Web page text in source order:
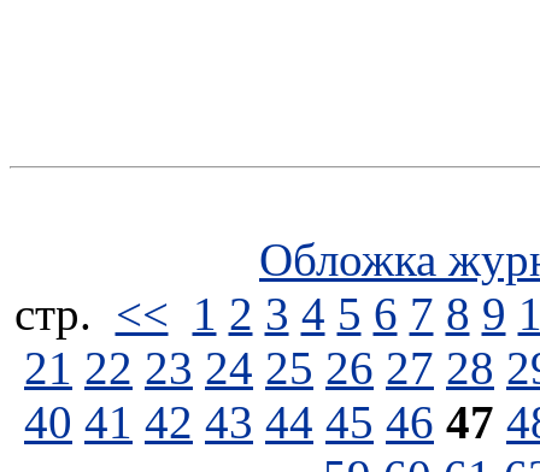
Обложка
стp. << 1 2 3 4 5 6 7 8 9
21 22 23 24 25 26 27 28
40 41 42 43 44 45 46 47